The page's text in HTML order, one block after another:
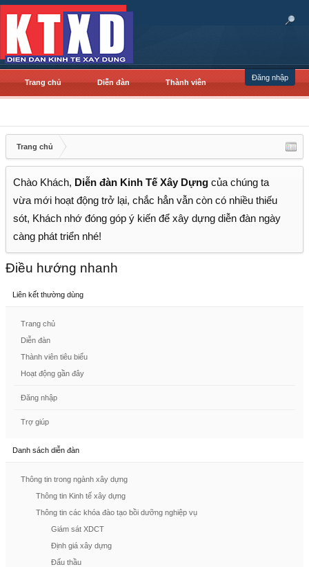
Đăng nhập
Trang chủ Diễn đàn Thành viên
Trang chủ
Chào Khách, Diễn đàn Kinh Tế Xây Dựng của chúng ta
vừa mới hoạt động trở lại, chắc hẳn vẫn còn có nhiều thiếu
sót, Khách nhớ đóng góp ý kiến để xây dựng diễn đàn ngày
càng phát triển nhé!
Điều hướng nhanh
Liên kết thường dùng
Trang chủ
Diễn đàn
Thành viên tiêu biểu
Hoạt động gần đây
Đăng nhập
Trợ giúp
Danh sách diễn đàn
Thông tin trong ngành xây dựng
Thông tin Kinh tế xây dựng
Thông tin các khóa đào tạo bồi dưỡng nghiệp vụ
Giám sát XDCT
Định giá xây dựng
Đấu thầu